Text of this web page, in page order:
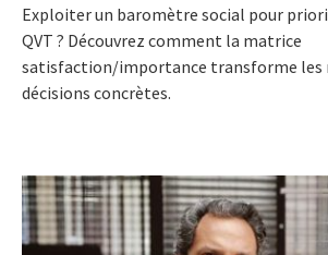
Exploiter un baromètre social pour
QVT ? Découvrez comment la matrice
satisfaction/importance transforme les
décisions concrètes.